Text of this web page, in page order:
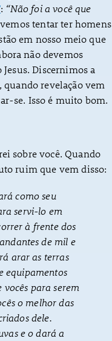
: “Não foi a você que
tentar ter homens
em nosso meio que
não devemos
Discernimos a
quando revelação vem
se. Isso é muito bom.
sobre você. Quando
ruim que vem disso:
como seu
servi-lo em
à frente dos
de mil e
arar as terras
equipamentos
para serem
o melhor das
dele.
e o dará a